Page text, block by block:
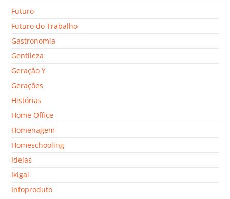
Futuro
Futuro do Trabalho
Gastronomia
Gentileza
Geração Y
Gerações
Histórias
Home Office
Homenagem
Homeschooling
Ideias
Ikigai
Infoproduto